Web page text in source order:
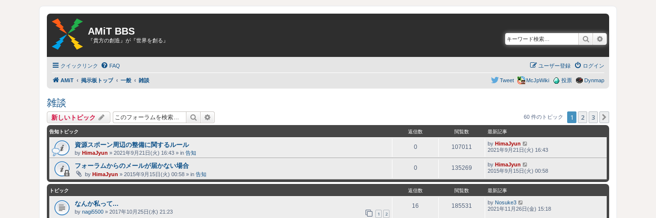
AMiT BBS
『貴方の創造』が『世界を創る』 検索
クイックリンク FAQ ログイン
ユーザー登録
AMiT 掲示板トップ 一般 雑談 Dynmap
投票
McJpWiki
Tweet
雑談
新しいトピック 検索 60 件のトピック 1 2 3
告知トピック 返信数 閲覧数 最新記事
資源スポーン周辺の整備に関するルール
by HimaJyun » 2021年9月21日(火) 16:43 » in 告知
0 107011 by HimaJyun
2021年9月21日(火) 16:43
フォーラムからのメールが届かない場合
by HimaJyun » 2015年9月15日(火) 00:58 » in 告知
0 135269 by HimaJyun
2015年9月15日(火) 00:58
トピック 返信数 閲覧数 最新記事
なんか私って...
by nagi5500 » 2017年10月25日(水) 21:23 1 2
16 185531 by Nosuke3
2021年11月26日(金) 15:18